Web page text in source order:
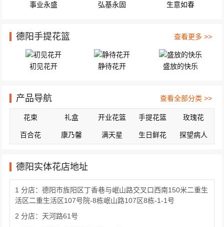
事业永盛 弘基永固 生意如春
德阳手提花篮 查看更多 >>
初见花开 静待花开 盛放的快乐
产品导航 查看全部分类 >>
花束 礼盒 开业花篮 手提花篮 玫瑰花
百合花 康乃馨 满天星 生日鲜花 探望病人
德阳实体花店地址
1 分店：德阳市旌阳区丁香巷与岷山路交叉口西南150米二重生
活区二重生活区107号院-8栋岷山路107区8栋-1-1号
2 分店：天河路61号